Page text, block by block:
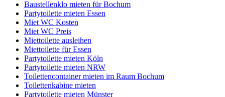
Baustellenklo mieten für Bochum
Partytoilette mieten Essen
Miet WC Kosten
Miet WC Preis
Miettoilette ausleihen
Miettoilette für Essen
Partytoilette mieten Köln
Partytoilette mieten NRW
Toilettencontainer mieten im Raum Bochum
Toilettenkabine mieten
Partytoilette mieten Münster